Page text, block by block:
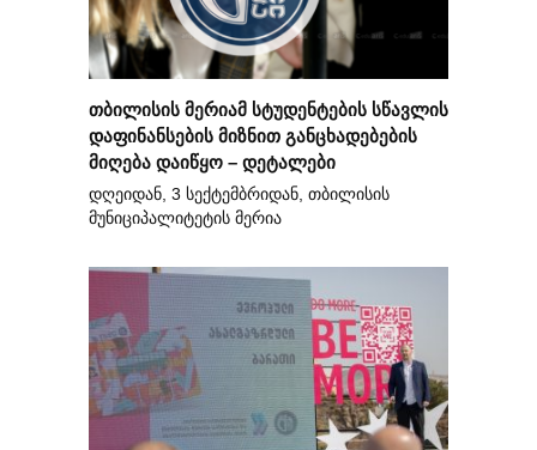
თბილისის მერიამ სტუდენტების სწავლის
დაფინანსების მიზნით განცხადებების
მიღება დაიწყო – დეტალები
დღეიდან, 3 სექტემბრიდან, თბილისის
მუნიციპალიტეტის მერია